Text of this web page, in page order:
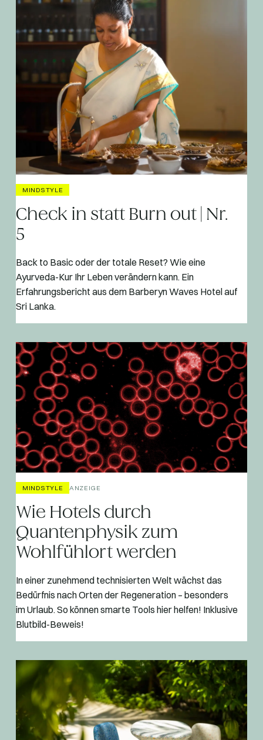
MINDSTYLE
Check in statt Burn out | Nr.
5
Back to Basic oder der totale Reset? Wie eine
Ayurveda-Kur Ihr Leben verändern kann. Ein
Erfahrungsbericht aus dem Barberyn Waves Hotel auf
Sri Lanka.
MINDSTYLE ANZEIGE
Wie Hotels durch
Quantenphysik zum
Wohlfühlort werden
In einer zunehmend technisierten Welt wächst das
Bedürfnis nach Orten der Regeneration – besonders
im Urlaub. So können smarte Tools hier helfen! Inklusive
Blutbild-Beweis!